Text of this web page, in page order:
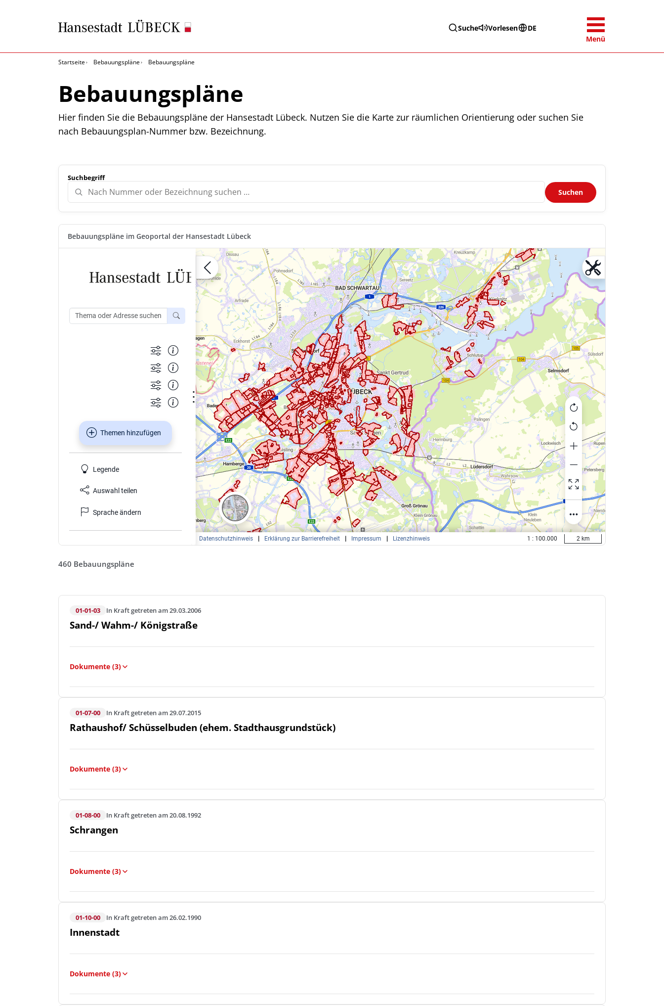
Suche Vorlesen
DE
Menü
Startseite Bebauungspläne Bebauungspläne
Bebauungspläne
Hier finden Sie die Bebauungspläne der Hansestadt Lübeck. Nutzen Sie die Karte zur räumlichen Orientierung oder suchen Sie
nach Bebauungsplan-Nummer bzw. Bezeichnung.
Suchbegriff
Suchen
Bebauungspläne im Geoportal der Hansestadt Lübeck
460 Bebauungspläne
01-01-03 In Kraft getreten am 29.03.2006
Sand-/ Wahm-/ Königstraße
Dokumente (3)
01-07-00 In Kraft getreten am 29.07.2015
Rathaushof/ Schüsselbuden (ehem. Stadthausgrundstück)
Dokumente (3)
01-08-00 In Kraft getreten am 20.08.1992
Schrangen
Dokumente (3)
01-10-00 In Kraft getreten am 26.02.1990
Innenstadt
Dokumente (3)